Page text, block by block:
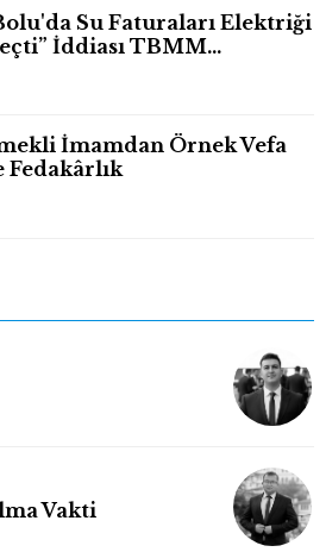
Su Faturaları Elektriği
İddiası TBMM
İmamdan Örnek Vefa
Fedakârlık
Vakti